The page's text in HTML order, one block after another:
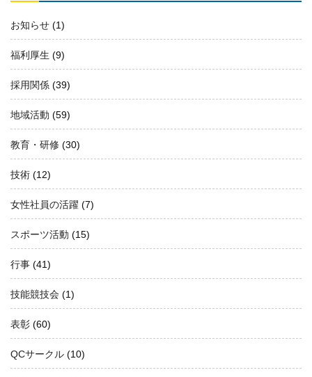
お知らせ (1)
福利厚生 (9)
採用関係 (39)
地域活動 (59)
教育・研修 (30)
技術 (12)
女性社員の活躍 (7)
スポーツ活動 (15)
行事 (41)
技能競技会 (1)
表彰 (60)
QCサークル (10)